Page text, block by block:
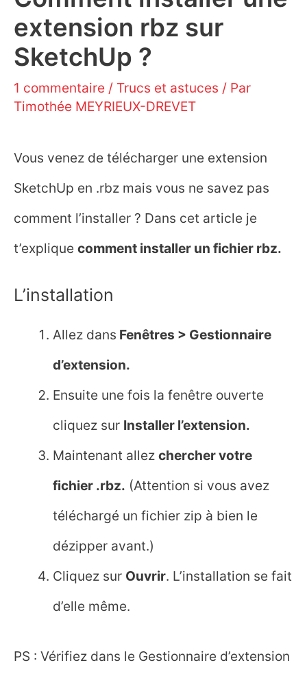
extension rbz sur
SketchUp ?
1 commentaire / Trucs et astuces / Par
Timothée MEYRIEUX-DREVET
Vous venez de télécharger une extension
SketchUp en .rbz mais vous ne savez pas
comment l’installer ? Dans cet article je
t’explique comment installer un fichier rbz.
L’installation
Allez dans Fenêtres > Gestionnaire
d’extension.
Ensuite une fois la fenêtre ouverte
cliquez sur Installer l’extension.
Maintenant allezchercher votre
fichier .rbz. (Attention si vous avez
téléchargé un fichier zip à bien le
dézipper avant.)
Cliquez sur Ouvrir. L’installation se fait
d’elle même.
PS : Vérifiez dans le Gestionnaire d’extension